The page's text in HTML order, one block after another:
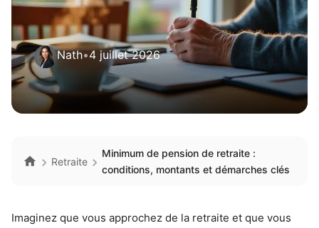
Nath•4 juillet 2026
Retraite
Minimum de pension de retraite :
conditions, montants et démarches clés
Imaginez que vous approchez de la retraite et que vous